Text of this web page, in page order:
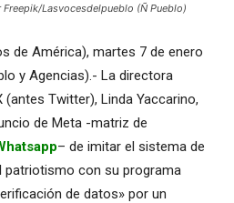
Lasvocesdelpueblo (Ñ Pueblo)
de América), martes 7 de enero
y Agencias).- La directora
Twitter), Linda Yaccarino,
de Meta -matriz de
– de imitar el sistema de
patriotismo con su programa
de datos» por un